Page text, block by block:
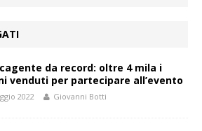
da record: oltre 4 mila i
venduti per partecipare all’evento
2022 Giovanni Botti